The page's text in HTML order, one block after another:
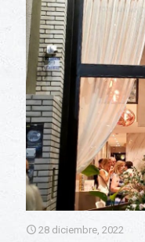
28 diciembre, 2022